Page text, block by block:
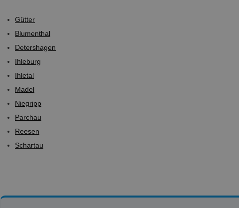
Gütter
Blumenthal
Detershagen
Ihleburg
Ihletal
Madel
Niegripp
Parchau
Reesen
Schartau